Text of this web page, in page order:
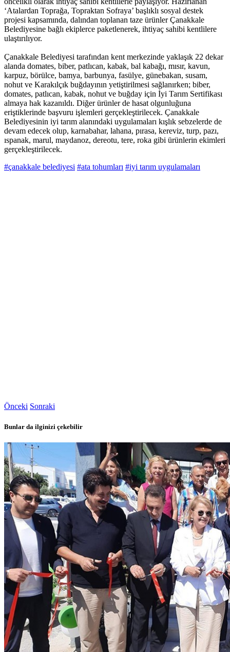
‘Atalardan Toprağa, Topraktan Sofraya’ başlıklı sosyal destek
projesi kapsamında, dalından toplanan taze ürünler Çanakkale
Belediyesine bağlı ekiplerce paketlenerek, ihtiyaç sahibi kentlilere
ulaştırılıyor.
Çanakkale Belediyesi tarafından kent merkezinde yaklaşık 22 dekar
alanda domates, biber, patlıcan, kabak, bal kabağı, mısır, kavun,
karpuz, börülce, bamya, barbunya, fasülye, günebakan, susam,
nohut ve Karakılçık buğdayının yetiştirilmesi sağlanırken; biber,
domates, patlıcan, kabak, nohut ve buğday için İyi Tarım Sertifikası
almaya hak kazanıldı. Diğer ürünler de hasat olgunluğuna
eriştiklerinde başvuru işlemleri gerçekleştirilecek. Çanakkale
Belediyesinin iyi tarım alanındaki uygulamaları kışlık sebzelerde de
devam edecek olup, karnabahar, lahana, pırasa, kereviz, turp, pazı,
ıspanak, marul, maydanoz, dereotu, tere, roka gibi ürünlerin ekimleri
gerçekleştirilecek.
#çanakkale belediyesi #ata tohumları #iyi tarım uygulamaları
Önceki Sonraki
Bunlar da ilginizi çekebilir